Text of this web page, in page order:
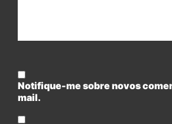
Notifique-me sobre novos
mail.